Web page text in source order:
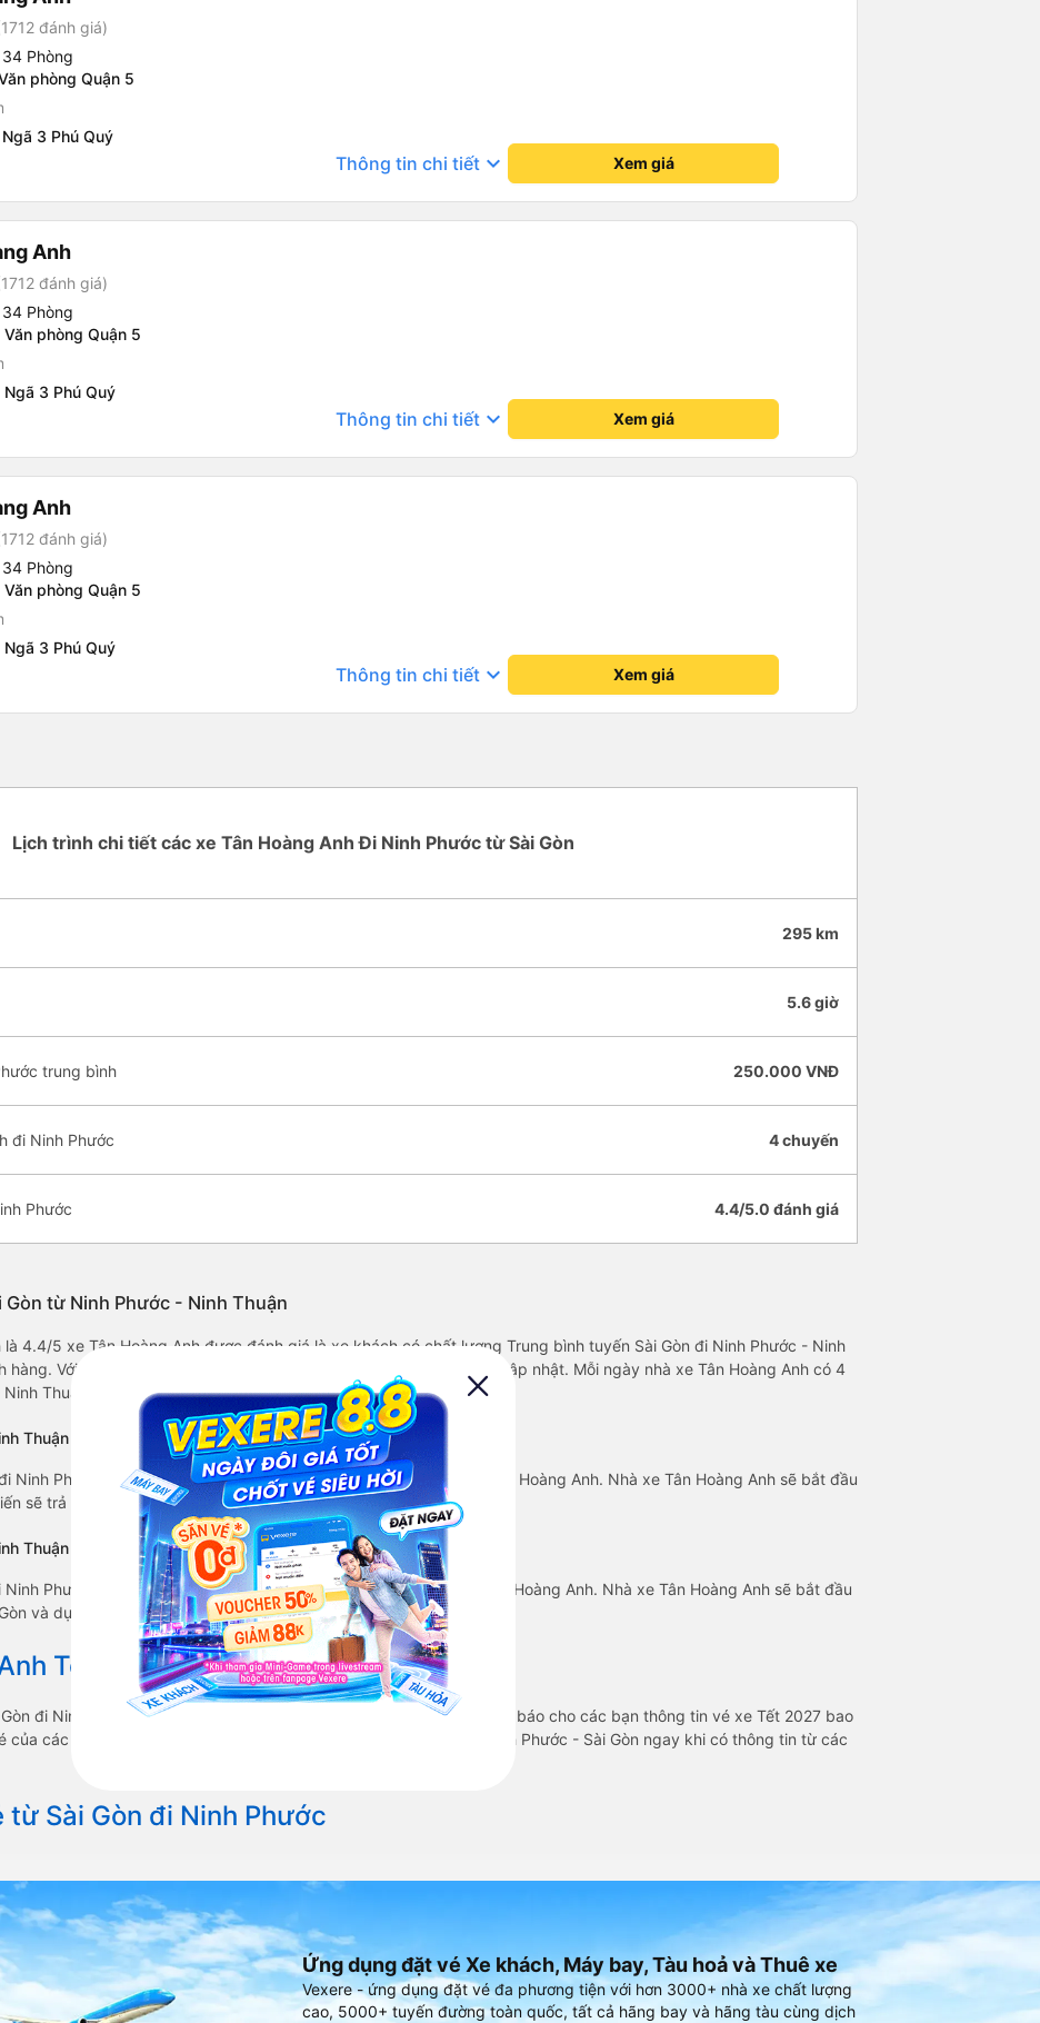
đánh giá)
Phòng
phòng Quận 5
3 Phú Quý
Thông tin chi tiết keyboard_arrow_down Xem giá
Anh
đánh giá)
Phòng
phòng Quận 5
3 Phú Quý
Thông tin chi tiết keyboard_arrow_down Xem giá
Anh
đánh giá)
Phòng
phòng Quận 5
3 Phú Quý
Thông tin chi tiết keyboard_arrow_down Xem giá
Lịch trình chi tiết các xe Tân Hoàng Anh Đi Ninh Phước từ Sài Gòn
295 km
5.6 giờ
trung bình 250.000 VNĐ
đi Ninh Phước 4 chuyến
Phước 4.4/5.0 đánh giá
từ Ninh Phước - Ninh Thuận
4.4/5 xe Tân Hoàng Anh được đánh giá là xe khách có chất lượng Trung bình tuyến Sài Gòn đi Ninh Phước - Ninh
hàng. Với giá vé chỉ từ 230000 đ và các tiện ích trên xe như: Đang cập nhật. Mỗi ngày nhà xe Tân Hoàng Anh có 4
Thuận.
Thuận sớm nhất ?
Ninh Phước - Ninh Thuận xuất phát vào lúc 11:15 là của hãng xe Tân Hoàng Anh. Nhà xe Tân Hoàng Anh sẽ bắt đầu
sẽ trả khách ở Ninh Phước - Ninh Thuận sau 5.6 giờ.
Thuận trễ nhất ?
Phước - Ninh Thuận xuất phát vào lúc 22:50 là của hãng xe Tân Hoàng Anh. Nhà xe Tân Hoàng Anh sẽ bắt đầu
và dự kiến sẽ trả khách ở Ninh Phước - Ninh Thuận sau 5.6 giờ.
Tết 2027 từ Sài Gòn đi Ninh Phước
đi Ninh Phước vẫn chưa được công bố. Vexere.com sẽ sớm thông báo cho các bạn thông tin vé xe Tết 2027 bao
của các hãng xe khách đi tuyến đường Sài Gòn - Ninh Phước và Ninh Phước - Sài Gòn ngay khi có thông tin từ các
Sài Gòn đi Ninh Phước
Ứng dụng đặt vé Xe khách, Máy bay, Tàu hoả và Thuê xe
Vexere - ứng dụng đặt vé đa phương tiện với hơn 3000+ nhà xe chất lượng
cao, 5000+ tuyến đường toàn quốc, tất cả hãng bay và hãng tàu cùng dịch